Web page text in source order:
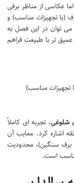
عکاسی از مناظر برفی
(با تجهیزات مناسب) و
می توان در این فصل به
تر با طبیعت فراهم
تجهیزات مناسب)
شلوغی، تجربه ای کاملاً
اشاره کرد. معایب آن
سنگین)، محدودیت
است.